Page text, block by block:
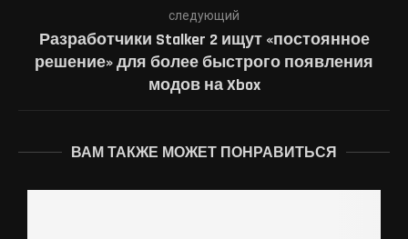
следующий
Разработчики Stalker 2 ищут «постоянное
решение» для более быстрого появления
модов на Xbox
ВАМ ТАКЖЕ МОЖЕТ ПОНРАВИТЬСЯ